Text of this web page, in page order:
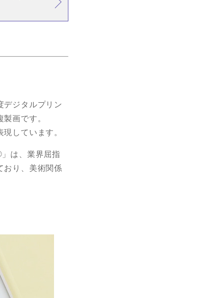
デジタルプリン
画です。
しています。
は、業界屈指
おり、美術関係